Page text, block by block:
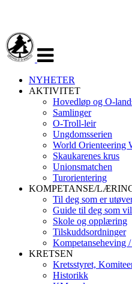
navigasjon
NYHETER
AKTIVITET
Hovedløp og O-
Samlinger
O-Troll-leir
Ungdomsserien
World Orienteering
Skaukarenes krus
Unionsmatchen
Turorientering
KOMPETANSE/
Til deg som er
Guide til deg som
Skole og opplæring
Tilskuddsordninger
Kompetanseheving
KRETSEN
Kretsstyret,
Historikk